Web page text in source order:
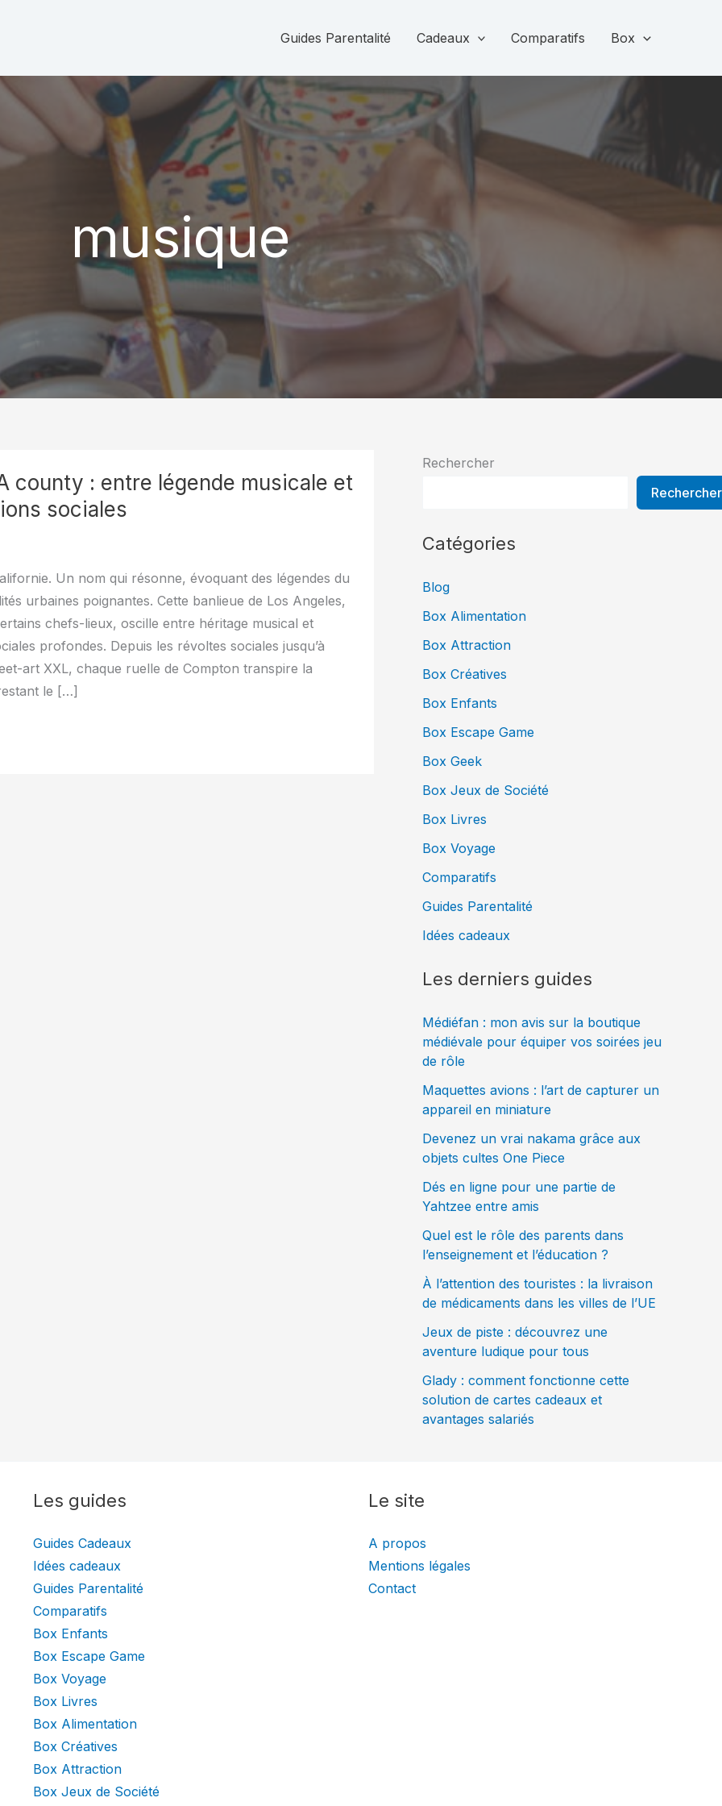
Guides Parentalité Cadeaux Comparatifs Box
musique
county : entre légende musicale et
sociales
Un nom qui résonne, évoquant des légendes du
urbaines poignantes. Cette banlieue de Los Angeles,
chefs-lieux, oscille entre héritage musical et
profondes. Depuis les révoltes sociales jusqu’à
art XXL, chaque ruelle de Compton transpire la
le […]
Rechercher
Rechercher
Catégories
Blog
Box Alimentation
Box Attraction
Box Créatives
Box Enfants
Box Escape Game
Box Geek
Box Jeux de Société
Box Livres
Box Voyage
Comparatifs
Guides Parentalité
Idées cadeaux
Les derniers guides
Médiéfan : mon avis sur la boutique
médiévale pour équiper vos soirées jeu
de rôle
Maquettes avions : l’art de capturer un
appareil en miniature
Devenez un vrai nakama grâce aux
objets cultes One Piece
Dés en ligne pour une partie de
Yahtzee entre amis
Quel est le rôle des parents dans
l’enseignement et l’éducation ?
À l’attention des touristes : la livraison
de médicaments dans les villes de l’UE
Jeux de piste : découvrez une
aventure ludique pour tous
Glady : comment fonctionne cette
solution de cartes cadeaux et
avantages salariés
Les guides
Guides Cadeaux
Idées cadeaux
Guides Parentalité
Comparatifs
Box Enfants
Box Escape Game
Box Voyage
Box Livres
Box Alimentation
Box Créatives
Box Attraction
Box Jeux de Société
Le site
A propos
Mentions légales
Contact